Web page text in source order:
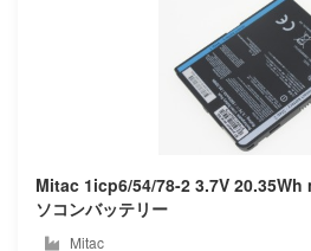
Great wall
Mitac 1icp6/54/78-2 3.7V 20.35Wh mitac PC 純正 ノートパ
ソコンバッテリー
Mitac